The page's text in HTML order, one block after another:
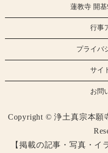
蓮教寺 開
行事
プライバ
サイ
お問
Copyright © 浄土真宗本願
【掲載の記事・写真・イ